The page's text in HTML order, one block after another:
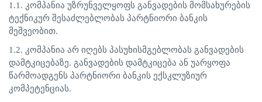
1.1. კომპანია უზრუნველყოფს განვადების მომსახურების
ტექნიკურ შესაძლებლობას პარტნიორი ბანკის
მეშვეობით.
1.2. კომპანია არ იღებს პასუხისმგებლობას განვადების
დამტკიცებაზე. განვადების დამტკიცება ან უარყოფა
წარმოადგენს პარტნიორი ბანკის ექსკლუზიურ
კომპეტენციას.